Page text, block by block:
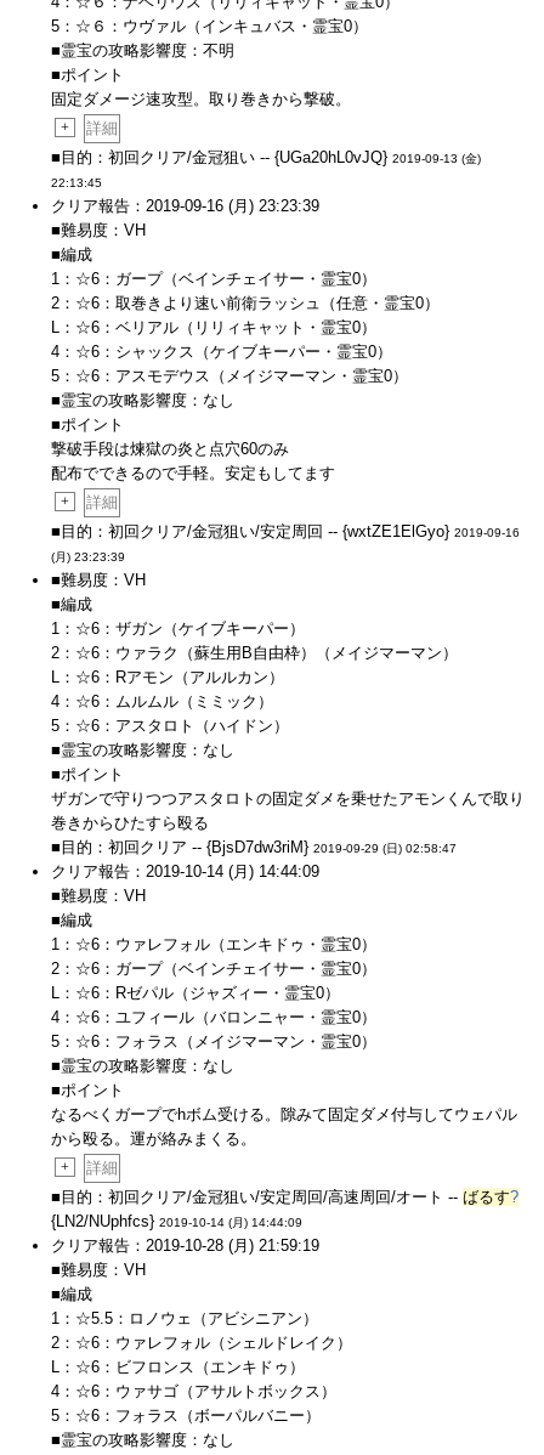
5：☆６：ウヴァル（インキュバス・霊宝0）
■霊宝の攻略影響度：不明
■ポイント
固定ダメージ速攻型。取り巻きから撃破。
+
詳細
■目的：初回クリア/金冠狙い -- {UGa20hL0vJQ} 2019-09-13 (金)
22:13:45
クリア報告：2019-09-16 (月) 23:23:39
■難易度：VH
■編成
1：☆6：ガープ（ベインチェイサー・霊宝0）
2：☆6：取巻きより速い前衛ラッシュ（任意・霊宝0）
L：☆6：ベリアル（リリィキャット・霊宝0）
4：☆6：シャックス（ケイブキーパー・霊宝0）
5：☆6：アスモデウス（メイジマーマン・霊宝0）
■霊宝の攻略影響度：なし
■ポイント
撃破手段は煉獄の炎と点穴60のみ
配布でできるので手軽。安定もしてます
+
詳細
■目的：初回クリア/金冠狙い/安定周回 -- {wxtZE1ElGyo} 2019-09-16
(月) 23:23:39
■難易度：VH
■編成
1：☆6：ザガン（ケイブキーパー）
2：☆6：ウァラク（蘇生用B自由枠）（メイジマーマン）
L：☆6：Rアモン（アルルカン）
4：☆6：ムルムル（ミミック）
5：☆6：アスタロト（ハイドン）
■霊宝の攻略影響度：なし
■ポイント
ザガンで守りつつアスタロトの固定ダメを乗せたアモンくんで取り
巻きからひたすら殴る
■目的：初回クリア -- {BjsD7dw3riM} 2019-09-29 (日) 02:58:47
クリア報告：2019-10-14 (月) 14:44:09
■難易度：VH
■編成
1：☆6：ウァレフォル（エンキドゥ・霊宝0）
2：☆6：ガープ（ベインチェイサー・霊宝0）
L：☆6：Rゼパル（ジャズィー・霊宝0）
4：☆6：ユフィール（バロンニャー・霊宝0）
5：☆6：フォラス（メイジマーマン・霊宝0）
■霊宝の攻略影響度：なし
■ポイント
なるべくガープでhボム受ける。隙みて固定ダメ付与してウェパル
から殴る。運が絡みまくる。
+
詳細
■目的：初回クリア/金冠狙い/安定周回/高速周回/オート -- ばるす?
{LN2/NUphfcs} 2019-10-14 (月) 14:44:09
クリア報告：2019-10-28 (月) 21:59:19
■難易度：VH
■編成
1：☆5.5：ロノウェ（アビシニアン）
2：☆6：ウァレフォル（シェルドレイク）
L：☆6：ビフロンス（エンキドゥ）
4：☆6：ウァサゴ（アサルトボックス）
5：☆6：フォラス（ボーパルバニー）
■霊宝の攻略影響度：なし